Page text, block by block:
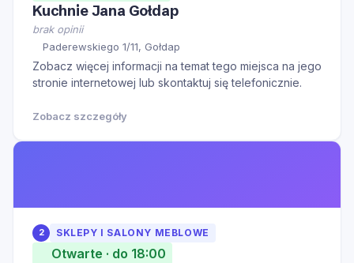
Kuchnie Jana Gołdap
brak opinii
Paderewskiego 1/11, Gołdap
Zobacz więcej informacji na temat tego miejsca na jego
stronie internetowej lub skontaktuj się telefonicznie.
Zobacz szczegóły
2 SKLEPY I SALONY MEBLOWE
Otwarte · do 18:00